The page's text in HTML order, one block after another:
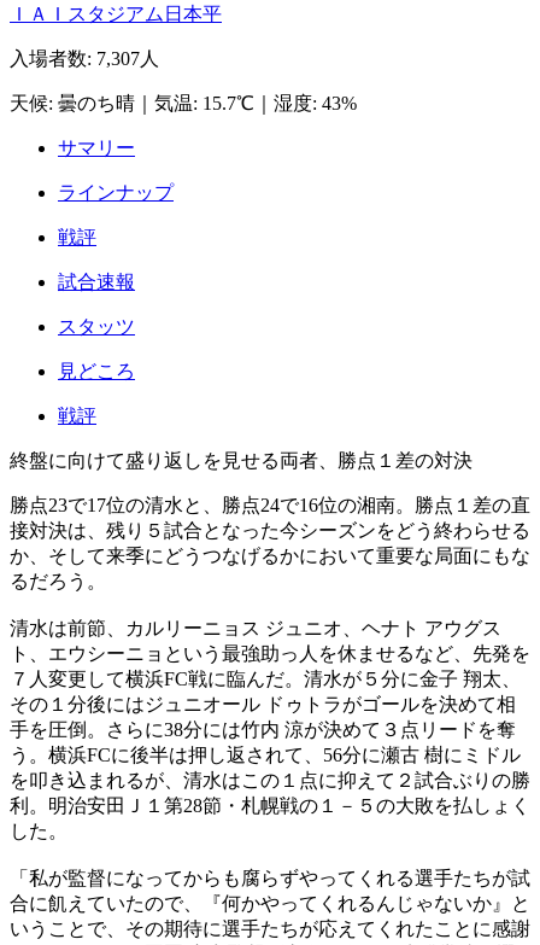
ＩＡＩスタジアム日本平
入場者数: 7,307人
天候: 曇のち晴 気温: 15.7℃ 湿度: 43%
サマリー
ラインナップ
戦評
試合速報
スタッツ
見どころ
戦評
終盤に向けて盛り返しを見せる両者、勝点１差の対決
勝点23で17位の清水と、勝点24で16位の湘南。勝点１差の直
接対決は、残り５試合となった今シーズンをどう終わらせる
か、そして来季にどうつなげるかにおいて重要な局面にもな
るだろう。
清水は前節、カルリーニョス ジュニオ、ヘナト アウグス
ト、エウシーニョという最強助っ人を休ませるなど、先発を
７人変更して横浜FC戦に臨んだ。清水が５分に金子 翔太、
その１分後にはジュニオール ドゥトラがゴールを決めて相
手を圧倒。さらに38分には竹内 涼が決めて３点リードを奪
う。横浜FCに後半は押し返されて、56分に瀬古 樹にミドル
を叩き込まれるが、清水はこの１点に抑えて２試合ぶりの勝
利。明治安田Ｊ１第28節・札幌戦の１－５の大敗を払しょく
した。
「私が監督になってからも腐らずやってくれる選手たちが試
合に飢えていたので、『何かやってくれるんじゃないか』と
いうことで、その期待に選手たちが応えてくれたことに感謝